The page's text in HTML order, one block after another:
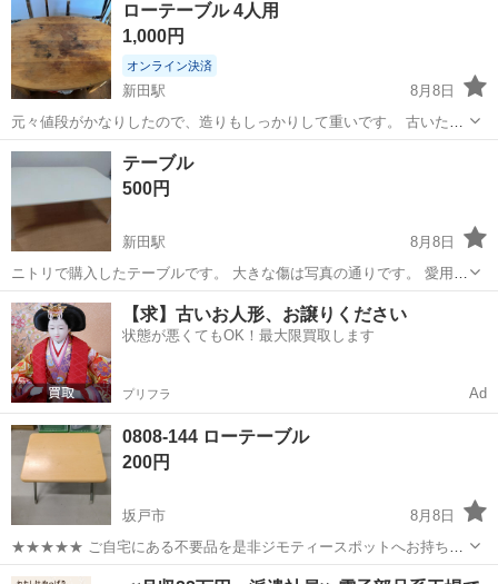
ローテーブル 4人用
1,000円
オンライン決済
新田駅
8月8日
元々値段がかなりしたので、造りもしっかりして重いです。 古いた
め、汚れありです。ご理解ある方のみお願いしています。
埼玉 草加市 新田駅
テーブル
500円
新田駅
8月8日
ニトリで購入したテーブルです。 大きな傷は写真の通りです。 愛用し
てきたものなので、使用感はあります。 真っ白ではなくクリーム色っ
ぽいです。 ご理解いただける方のみよろしいお願いします。 【サイ
ズ】 幅91cm 奥行60c...
埼玉 越谷市 新田駅 テーブル クリーム
【求】古いお人形、お譲りください
状態が悪くてもOK！最大限買取します
プリフラ Ad
0808-144 ローテーブル
200円
坂戸市
8月8日
★★★★★ ご自宅にある不要品を是非ジモティースポットへお持ち込
みしませんか？ 家電、趣味・スポーツ・レジャー用品、こども用品、
埼玉 坂戸市 テーブル スポット